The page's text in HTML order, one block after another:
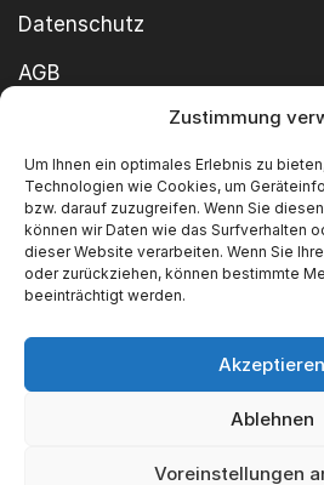
Zustimmung
Um Ihnen ein optimales Erlebnis zu
Technologien wie Cookies, um
bzw. darauf zuzugreifen. Wenn Sie
können wir Daten wie das Surfverhalten
dieser Website verarbeiten. Wenn Sie
oder zurückziehen, können bestimmte
beeinträchtigt werden.
Akzeptieren
Ablehnen
Voreinstellungen
Datenschutz
AGB
Cookie-Richtlinie
Impressum
Copyright ©2026 SWT GmbH